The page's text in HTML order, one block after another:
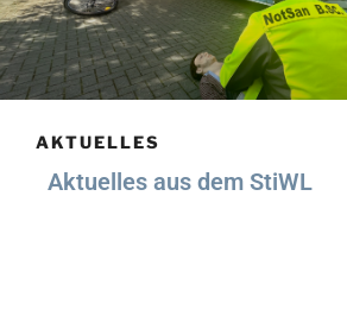
AKTUELLES
Aktuelles aus dem StiWL